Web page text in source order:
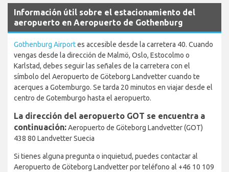
Información útil sobre el estacionamiento del
aeropuerto en Aeropuerto de Gothenburg
Gothenburg Airportes accesible desde la carretera 40. Cuando
vengas desde la dirección de Malmö, Oslo, Estocolmo o
Karlstad, debes seguir las señales de la carretera con el
símbolo del Aeropuerto de Göteborg Landvetter cuando te
acerques a Gotemburgo. Se tarda 20 minutos en viajar desde el
centro de Gotemburgo hasta el aeropuerto.
La dirección del aeropuerto GOT se encuentra a
continuación:Aeropuerto de Göteborg Landvetter (GOT)
438 80 Landvetter Suecia
Si tienes alguna pregunta o inquietud, puedes contactar al
Aeropuerto de Göteborg Landvetter por teléfono al +46 10 109